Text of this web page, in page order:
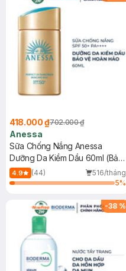
418.000 ₫702.000 ₫
Anessa
Sữa Chống Nắng Anessa
Dưỡng Da Kiềm Dầu 60ml (Bản
Mới)
4.9 (44)
516/tháng
5%
-38 %